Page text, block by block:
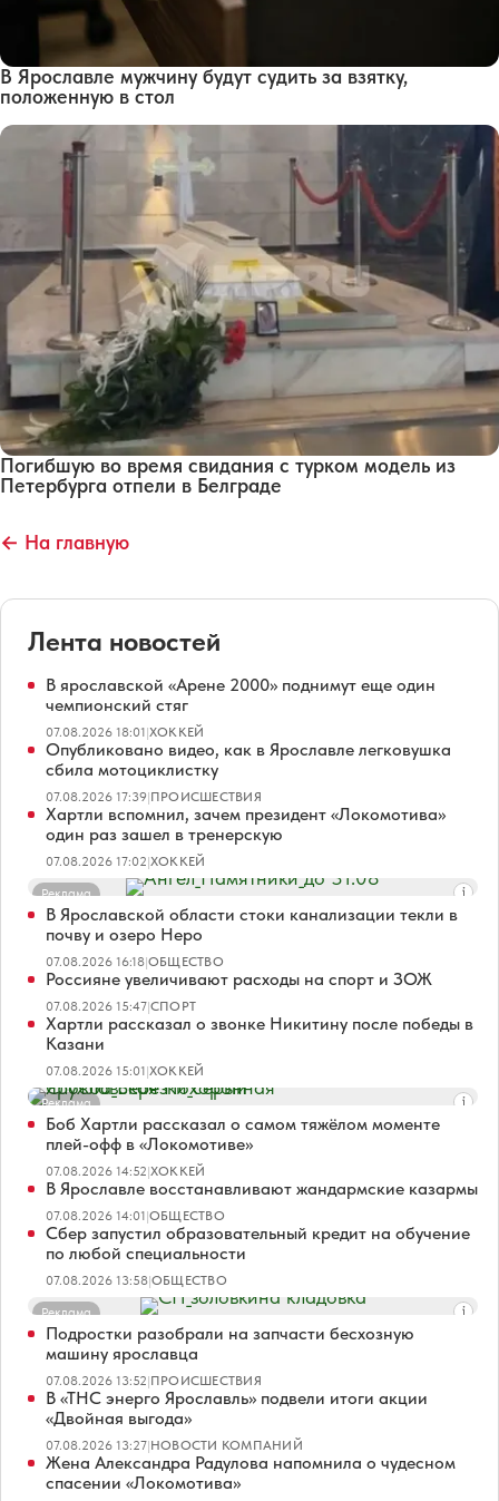
В Ярославле мужчину будут судить за взятку,
положенную в стол
Погибшую во время свидания с турком модель из
Петербурга отпели в Белграде
← На главную
Лента новостей
В ярославской «Арене 2000» поднимут еще один
чемпионский стяг
07.08.2026 18:01|ХОККЕЙ
Опубликовано видео, как в Ярославле легковушка
сбила мотоциклистку
07.08.2026 17:39|ПРОИСШЕСТВИЯ
Хартли вспомнил, зачем президент «Локомотива»
один раз зашел в тренерскую
07.08.2026 17:02|ХОККЕЙ
Реклама
В Ярославской области стоки канализации текли в
почву и озеро Неро
07.08.2026 16:18|ОБЩЕСТВО
Россияне увеличивают расходы на спорт и ЗОЖ
07.08.2026 15:47|СПОРТ
Хартли рассказал о звонке Никитину после победы в
Казани
07.08.2026 15:01|ХОККЕЙ
Реклама
Боб Хартли рассказал о самом тяжёлом моменте
плей-офф в «Локомотиве»
07.08.2026 14:52|ХОККЕЙ
В Ярославле восстанавливают жандармские казармы
07.08.2026 14:01|ОБЩЕСТВО
Сбер запустил образовательный кредит на обучение
по любой специальности
07.08.2026 13:58|ОБЩЕСТВО
Реклама
Подростки разобрали на запчасти бесхозную
машину ярославца
07.08.2026 13:52|ПРОИСШЕСТВИЯ
В «ТНС энерго Ярославль» подвели итоги акции
«Двойная выгода»
07.08.2026 13:27|НОВОСТИ КОМПАНИЙ
Жена Александра Радулова напомнила о чудесном
спасении «Локомотива»